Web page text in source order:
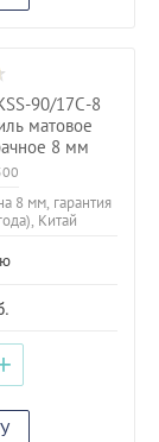
90/17C-8
матовое
8 мм
8 мм, гарантия
Китай